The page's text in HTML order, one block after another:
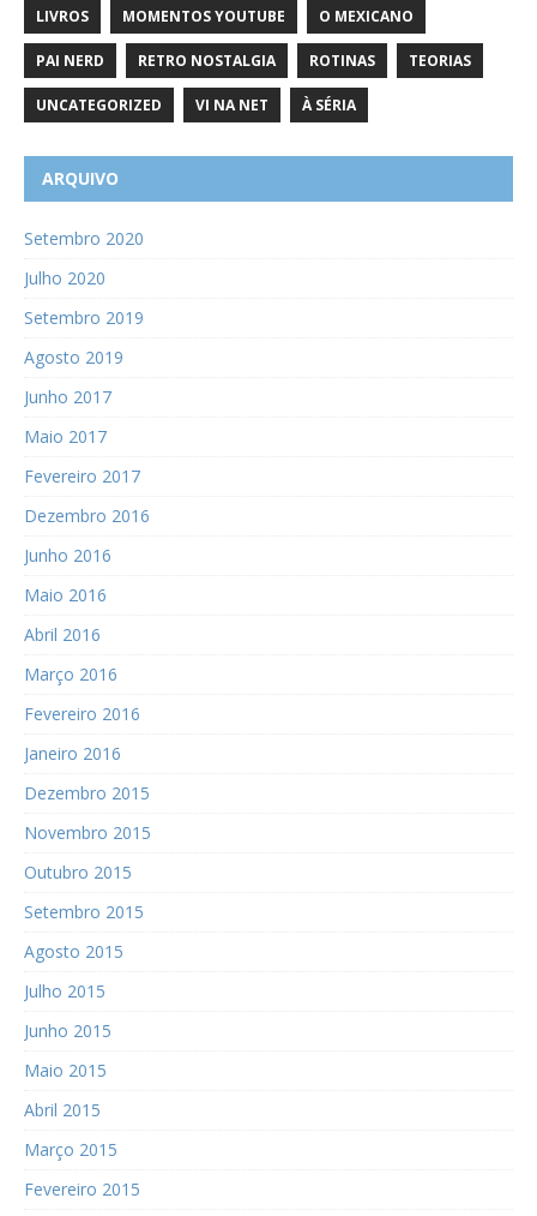
LIVROS MOMENTOS YOUTUBE O MEXICANO
PAI NERD RETRO NOSTALGIA ROTINAS TEORIAS
UNCATEGORIZED VI NA NET À SÉRIA
ARQUIVO
Setembro 2020
Julho 2020
Setembro 2019
Agosto 2019
Junho 2017
Maio 2017
Fevereiro 2017
Dezembro 2016
Junho 2016
Maio 2016
Abril 2016
Março 2016
Fevereiro 2016
Janeiro 2016
Dezembro 2015
Novembro 2015
Outubro 2015
Setembro 2015
Agosto 2015
Julho 2015
Junho 2015
Maio 2015
Abril 2015
Março 2015
Fevereiro 2015